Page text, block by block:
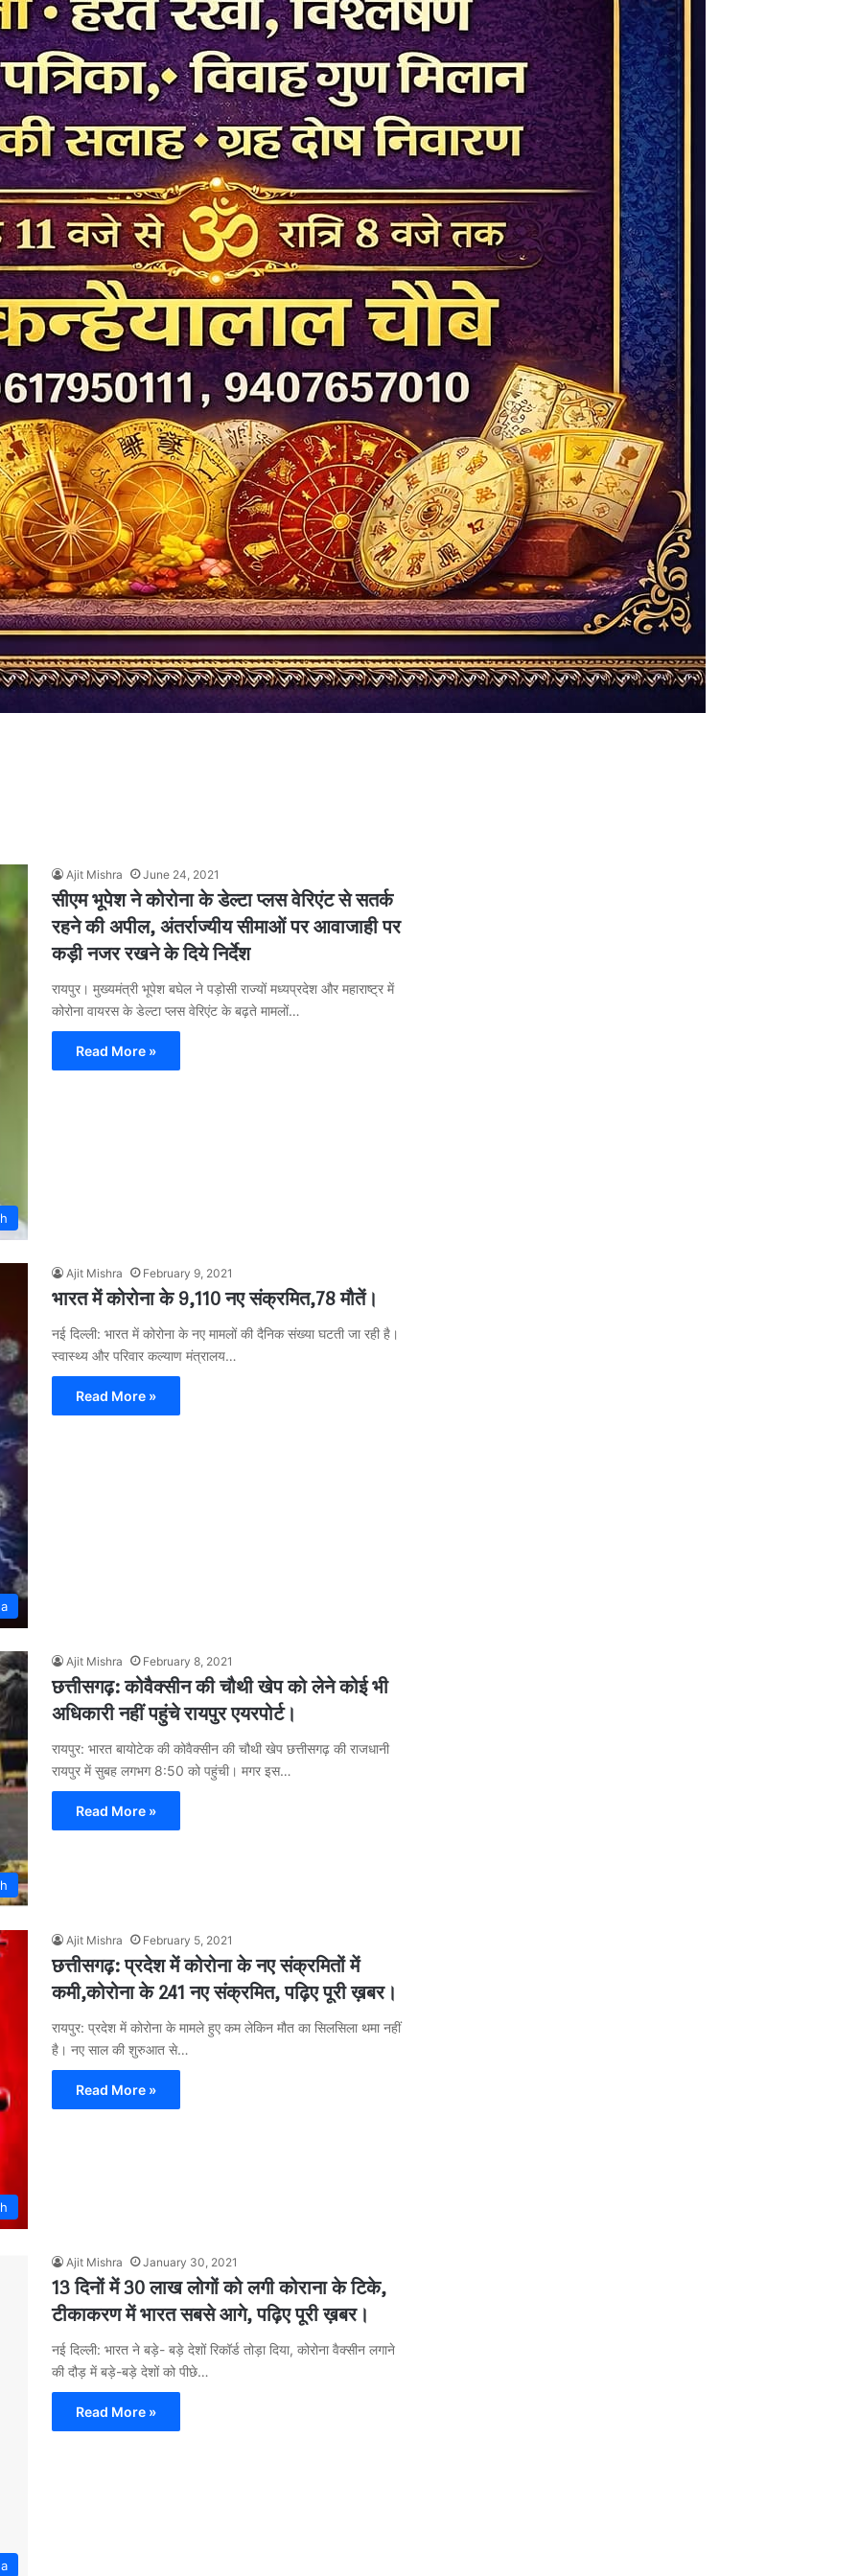
Ajit Mishra June 24, 2021
सीएम भूपेश ने कोरोना के डेल्टा प्लस वेरिएंट से सतर्क
रहने की अपील, अंतर्राज्यीय सीमाओं पर आवाजाही पर
कड़ी नजर रखने के दिये निर्देश
रायपुर। मुख्यमंत्री भूपेश बघेल ने पड़ोसी राज्यों मध्यप्रदेश और महाराष्ट्र में
कोरोना वायरस के डेल्टा प्लस वेरिएंट के बढ़ते मामलों…
Read More »
Ajit Mishra February 9, 2021
भारत में कोरोना के 9,110 नए संक्रमित,78 मौतें।
नई दिल्ली: भारत में कोरोना के नए मामलों की दैनिक संख्या घटती जा रही है।
स्वास्थ्य और परिवार कल्याण मंत्रालय…
Read More »
Ajit Mishra February 8, 2021
छत्तीसगढ़: कोवैक्सीन की चौथी खेप को लेने कोई भी
अधिकारी नहीं पहुंचे रायपुर एयरपोर्ट।
रायपुर: भारत बायोटेक की कोवैक्सीन की चौथी खेप छत्तीसगढ़ की राजधानी
रायपुर में सुबह लगभग 8:50 को पहुंची। मगर इस…
Read More »
Ajit Mishra February 5, 2021
छत्तीसगढ़: प्रदेश में कोरोना के नए संक्रमितों में
कमी,कोरोना के 241 नए संक्रमित, पढ़िए पूरी ख़बर।
रायपुर: प्रदेश में कोरोना के मामले हुए कम लेकिन मौत का सिलसिला थमा नहीं
है। नए साल की शुरुआत से…
Read More »
Ajit Mishra January 30, 2021
13 दिनों में 30 लाख लोगों को लगी कोराना के टिके,
टीकाकरण में भारत सबसे आगे, पढ़िए पूरी ख़बर।
नई दिल्ली: भारत ने बड़े- बड़े देशों रिकॉर्ड तोड़ा दिया, कोरोना वैक्सीन लगाने
की दौड़ में बड़े-बड़े देशों को पीछे…
Read More »